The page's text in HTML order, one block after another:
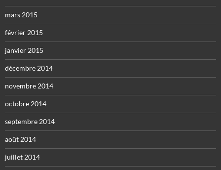
mars 2015
février 2015
janvier 2015
décembre 2014
novembre 2014
octobre 2014
septembre 2014
août 2014
juillet 2014